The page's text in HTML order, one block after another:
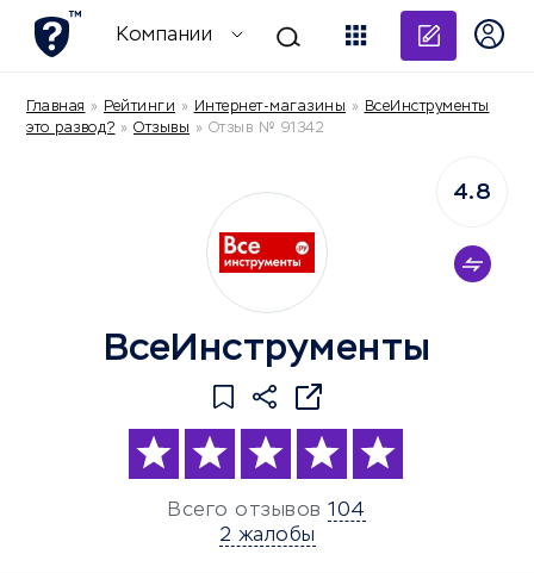
Компании
Главная » Рейтинги » Интернет-магазины » ВсеИнструменты
это развод? » Отзывы » Отзыв № 91342
ВсеИнструменты
Всего отзывов 104
2 жалобы
4.8